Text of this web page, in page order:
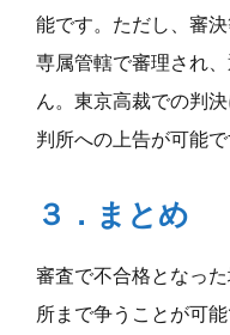
能です。ただし、審
専属管轄で審理され
ん。東京高裁での判
判所への上告が可能で
３．まとめ
審査で不合格となっ
所まで争うことが可